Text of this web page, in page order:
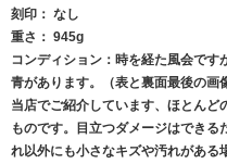
刻印： なし
重さ： 945g
コンディション：時を経た風会で
青があります。（表と裏面最後の画
当店でご紹介しています、ほとん
ものです。目立つダメージはでき
れ以外にも小さなキズや汚れがある